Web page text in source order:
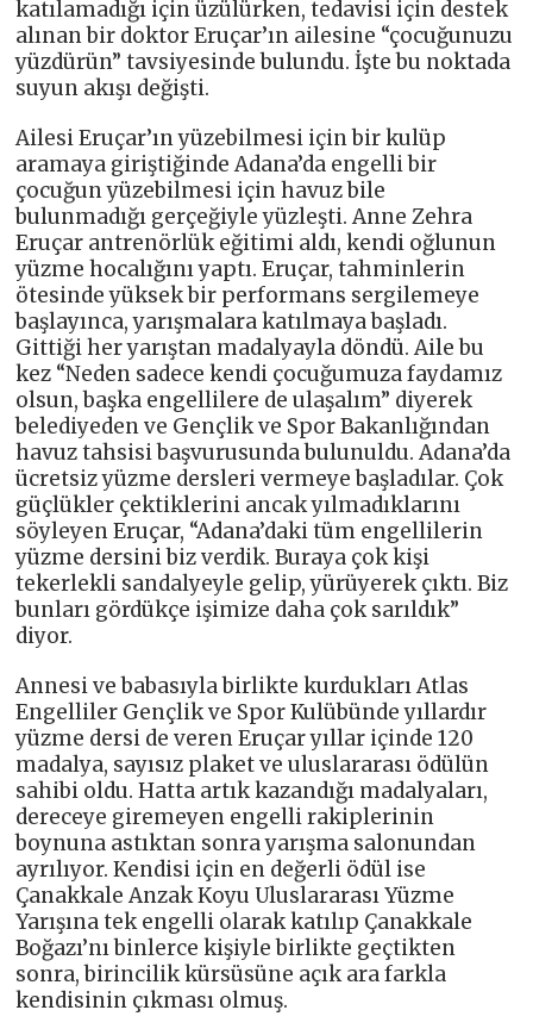
katılamadığı için üzülürken, tedavisi için destek
alınan bir doktor Eruçar’ın ailesine “çocuğunuzu
yüzdürün” tavsiyesinde bulundu. İşte bu noktada
suyun akışı değişti.
Ailesi Eruçar’ın yüzebilmesi için bir kulüp
aramaya giriştiğinde Adana’da engelli bir
çocuğun yüzebilmesi için havuz bile
bulunmadığı gerçeğiyle yüzleşti. Anne Zehra
Eruçar antrenörlük eğitimi aldı, kendi oğlunun
yüzme hocalığını yaptı. Eruçar, tahminlerin
ötesinde yüksek bir performans sergilemeye
başlayınca, yarışmalara katılmaya başladı.
Gittiği her yarıştan madalyayla döndü. Aile bu
kez “Neden sadece kendi çocuğumuza faydamız
olsun, başka engellilere de ulaşalım” diyerek
belediyeden ve Gençlik ve Spor Bakanlığından
havuz tahsisi başvurusunda bulunuldu. Adana’da
ücretsiz yüzme dersleri vermeye başladılar. Çok
güçlükler çektiklerini ancak yılmadıklarını
söyleyen Eruçar, “Adana’daki tüm engellilerin
yüzme dersini biz verdik. Buraya çok kişi
tekerlekli sandalyeyle gelip, yürüyerek çıktı. Biz
bunları gördükçe işimize daha çok sarıldık”
diyor.
Annesi ve babasıyla birlikte kurdukları Atlas
Engelliler Gençlik ve Spor Kulübünde yıllardır
yüzme dersi de veren Eruçar yıllar içinde 120
madalya, sayısız plaket ve uluslararası ödülün
sahibi oldu. Hatta artık kazandığı madalyaları,
dereceye giremeyen engelli rakiplerinin
boynuna astıktan sonra yarışma salonundan
ayrılıyor. Kendisi için en değerli ödül ise
Çanakkale Anzak Koyu Uluslararası Yüzme
Yarışına tek engelli olarak katılıp Çanakkale
Boğazı’nı binlerce kişiyle birlikte geçtikten
sonra, birincilik kürsüsüne açık ara farkla
kendisinin çıkması olmuş.